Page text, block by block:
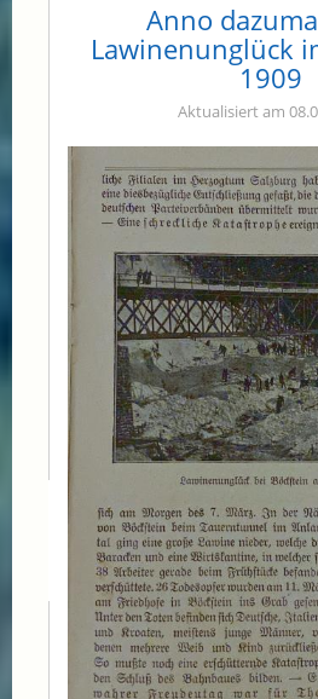
Anno
Lawinenunglück
1909
Aktualisiert am